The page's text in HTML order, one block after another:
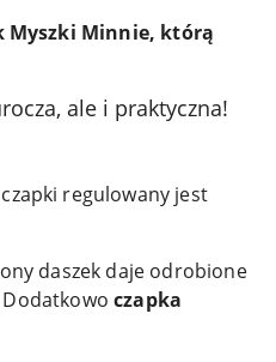
Minnie, którą
ale i praktyczna!
regulowany jest
daszek daje odrobione
czapka